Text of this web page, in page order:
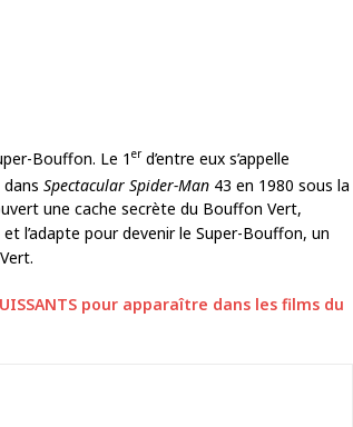
Bouffon. Le 1 erd’entre eux s’appelle
Spectacular Spider-Man 43 en 1980 sous la
une cache secrète du Bouffon Vert,
l’adapte pour devenir le Super-Bouffon, un
pour apparaître dans les films du